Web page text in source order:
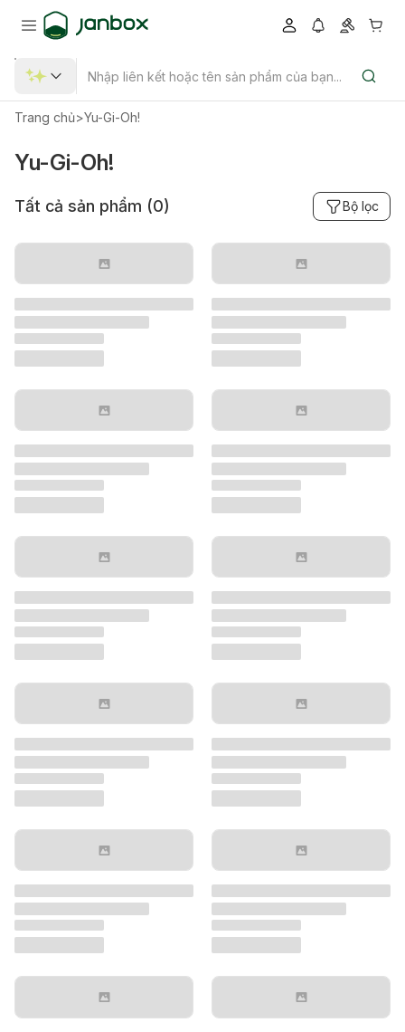
Trang chủ>Yu-Gi-Oh!
Yu-Gi-Oh!
Tất cả sản phẩm (0) Bộ lọc